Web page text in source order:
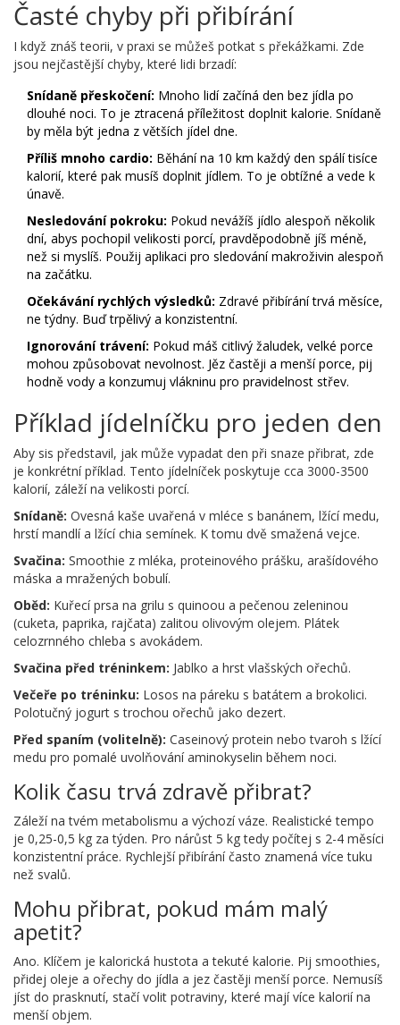
Časté chyby při přibírání
I když znáš teorii, v praxi se můžeš potkat s překážkami. Zde
jsou nejčastější chyby, které lidi brzadí:
Snídaně přeskočení: Mnoho lidí začíná den bez jídla po
dlouhé noci. To je ztracená příležitost doplnit kalorie. Snídaně
by měla být jedna z větších jídel dne.
Příliš mnoho cardio: Běhání na 10 km každý den spálí tisíce
kalorií, které pak musíš doplnit jídlem. To je obtížné a vede k
únavě.
Nesledování pokroku: Pokud nevážíš jídlo alespoň několik
dní, abys pochopil velikosti porcí, pravděpodobně jíš méně,
než si myslíš. Použij aplikaci pro sledování makroživin alespoň
na začátku.
Očekávání rychlých výsledků: Zdravé přibírání trvá měsíce,
ne týdny. Buď trpělivý a konzistentní.
Ignorování trávení: Pokud máš citlivý žaludek, velké porce
mohou způsobovat nevolnost. Jěz častěji a menší porce, pij
hodně vody a konzumuj vlákninu pro pravidelnost střev.
Příklad jídelníčku pro jeden den
Aby sis představil, jak může vypadat den při snaze přibrat, zde
je konkrétní příklad. Tento jídelníček poskytuje cca 3000-3500
kalorií, záleží na velikosti porcí.
Snídaně: Ovesná kaše uvařená v mléce s banánem, lžící medu,
hrstí mandlí a lžící chia semínek. K tomu dvě smažená vejce.
Svačina: Smoothie z mléka, proteinového prášku, arašídového
máska a mražených bobulí.
Oběd: Kuřecí prsa na grilu s quinoou a pečenou zeleninou
(cuketa, paprika, rajčata) zalitou olivovým olejem. Plátek
celozrnného chleba s avokádem.
Svačina před tréninkem: Jablko a hrst vlašských ořechů.
Večeře po tréninku: Losos na páreku s batátem a brokolici.
Polotučný jogurt s trochou ořechů jako dezert.
Před spaním (volitelně): Caseinový protein nebo tvaroh s lžící
medu pro pomalé uvolňování aminokyselin během noci.
Kolik času trvá zdravě přibrat?
Záleží na tvém metabolismu a výchozí váze. Realistické tempo
je 0,25-0,5 kg za týden. Pro nárůst 5 kg tedy počítej s 2-4 měsíci
konzistentní práce. Rychlejší přibírání často znamená více tuku
než svalů.
Mohu přibrat, pokud mám malý
apetit?
Ano. Klíčem je kalorická hustota a tekuté kalorie. Pij smoothies,
přidej oleje a ořechy do jídla a jez častěji menší porce. Nemusíš
jíst do prasknutí, stačí volit potraviny, které mají více kalorií na
menší objem.